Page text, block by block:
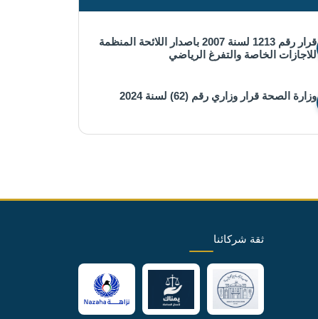
قرار رقم 1213 لسنة 2007 باصدار اللائحة المنظمة
للاجازات الخاصة والتفرغ الرياضي
وزارة الصحة قرار وزاري رقم (62) لسنة 2024
ثقة شركائنا